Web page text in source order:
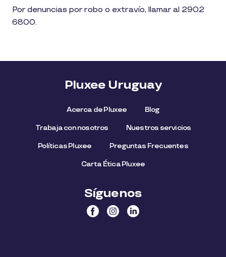
Por denuncias por robo o extravío, llamar al 2902
6800.
Pluxee Uruguay
Acerca de Pluxee Blog
Trabaja con nosotros Nuestros servicios
Políticas Pluxee Preguntas Frecuentes
Carta Ética Pluxee
Síguenos